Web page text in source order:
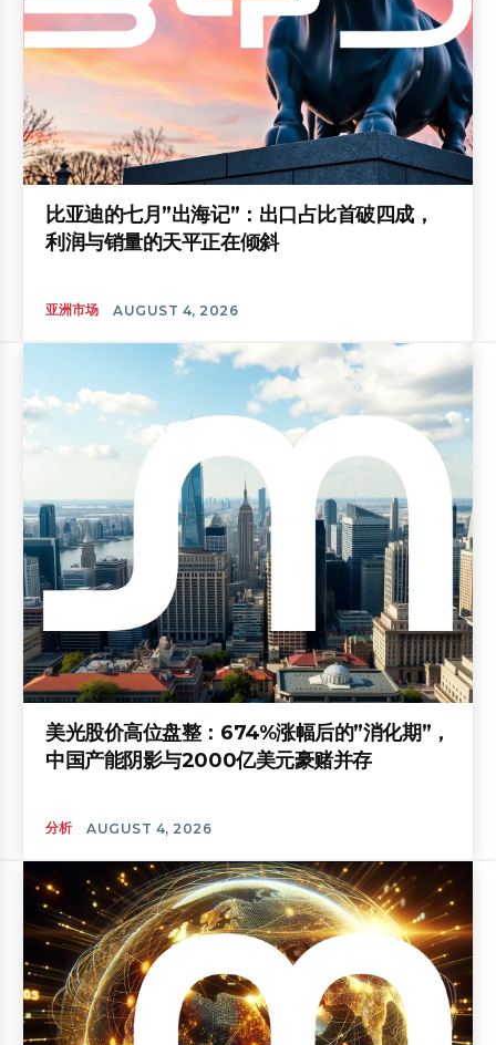
比亚迪的七月”出海记”：出口占比首破四成，
利润与销量的天平正在倾斜
亚洲市场 AUGUST 4, 2026
美光股价高位盘整：674%涨幅后的”消化期”，
中国产能阴影与2000亿美元豪赌并存
分析 AUGUST 4, 2026